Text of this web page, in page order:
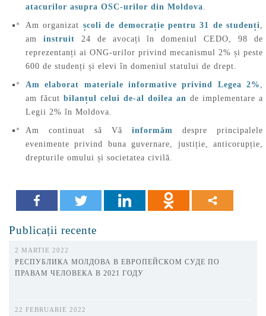
atacurilor asupra OSC-urilor din Moldova
Am organizat școli de democrație pentru 31 de studenți
am instruit 24 de avocați în domeniul CEDO, 98 de
reprezentanți ai ONG-urilor privind mecanismul 2% și peste
600 de studenți și elevi în domeniul statului de drept.
Am elaborat materiale informative privind Legea 2%
am făcut bilanțul celui de-al doilea an de implementare a
Legii 2% în Moldova.
Am continuat să Vă informăm
despre principalele
evenimente privind buna guvernare, justiție, anticorupție,
drepturile omului și societatea civilă.
Publicații recente
2 MARTIE 2022
РЕСПУБЛИКА МОЛДОВА В ЕВРОПЕЙСКОМ СУДЕ ПО
ПРАВАМ ЧЕЛОВЕКА В 2021 ГОДУ
22 FEBRUARIE 2022